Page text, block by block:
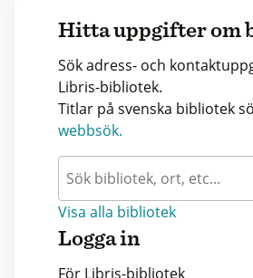
Hitta uppgifter om
Sök adress- och
Libris-bibliotek.
Titlar på svenska bibliotek
webbsök.
Visa alla bibliotek
Logga in
För Libris-bibliotek